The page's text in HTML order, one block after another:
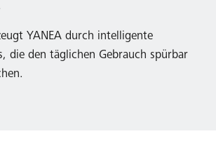
YANEA durch intelligente
die den täglichen Gebrauch spürbar